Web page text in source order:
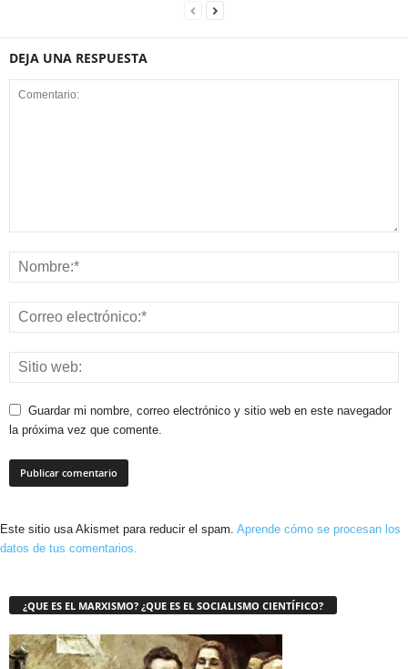
DEJA UNA RESPUESTA
Guardar mi nombre, correo electrónico y sitio web en este navegador
la próxima vez que comente.
Este sitio usa Akismet para reducir el spam. Aprende cómo se procesan los
datos de tus comentarios.
¿QUE ES EL MARXISMO? ¿QUE ES EL SOCIALISMO CIENTÍFICO?